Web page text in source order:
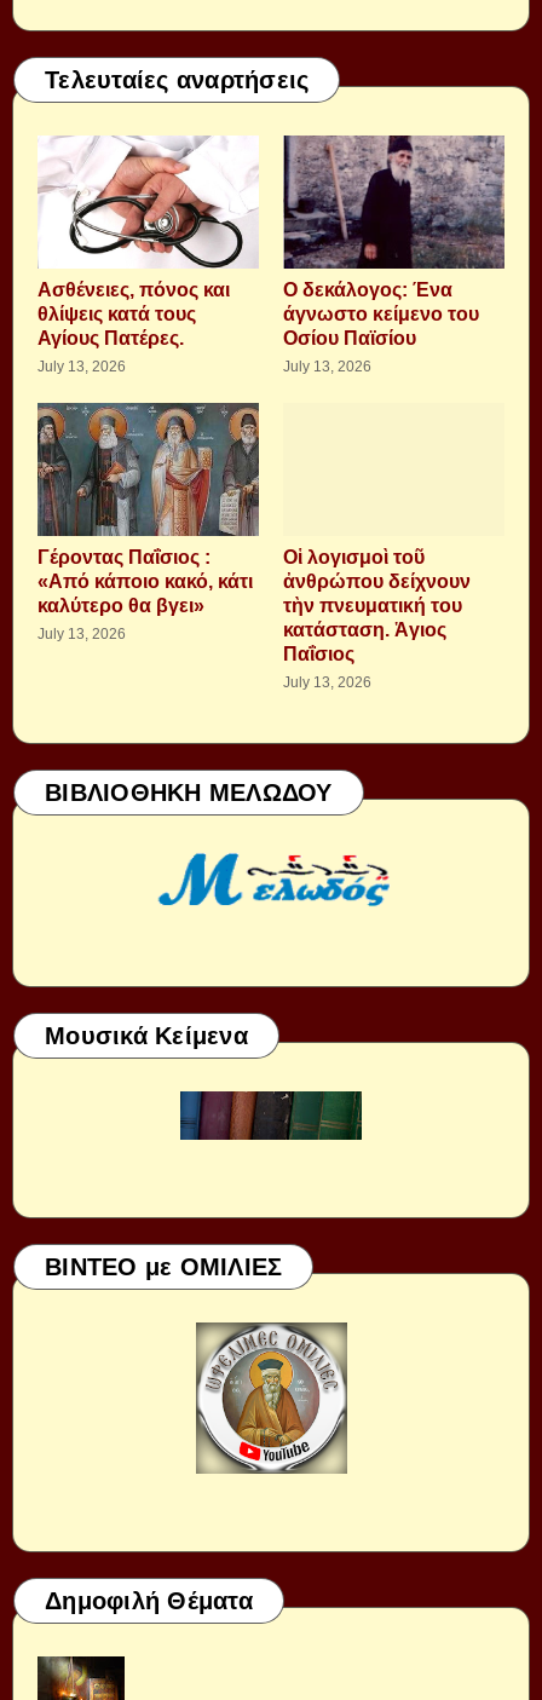
Τελευταίες αναρτήσεις
Aσθένειες, πόνος και
θλίψεις κατά τους
Αγίους Πατέρες.
July 13, 2026
Ο δεκάλογος: Ένα
άγνωστο κείμενο του
Οσίου Παϊσίου
July 13, 2026
Γέροντας Παΐσιος :
«Από κάποιο κακό, κάτι
καλύτερο θα βγει»
July 13, 2026
Οἱ λογισμοὶ τοῦ
ἀνθρώπου δείχνουν
τὴν πνευματική του
κατάσταση. Ἁγιος
Παΐσιος
July 13, 2026
ΒΙΒΛΙΟΘΗΚΗ ΜΕΛΩΔΟΥ
Μουσικά Κείμενα
ΒΙΝΤΕΟ με ΟΜΙΛΙΕΣ
Δημοφιλή Θέματα